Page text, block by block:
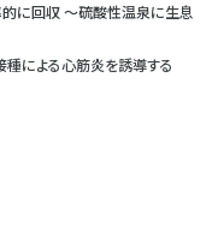
に回収 ～硫酸性温泉に生息
種による心筋炎を誘導する